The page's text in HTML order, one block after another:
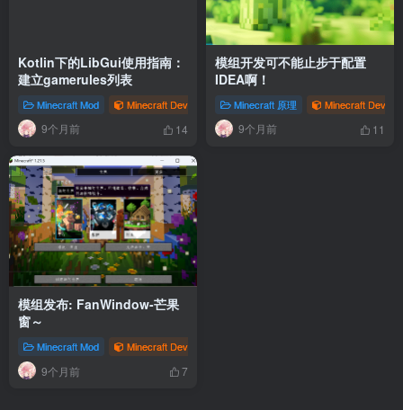
Kotlin下的LibGui使用指南：
建立gamerules列表
Minecraft Mod Minecraft Dev # 经验 # libgui
9个月前 14
模组开发可不能止步于配置
IDEA啊！
Minecraft 原理 Minecraft Dev
9个月前 11
模组发布: FanWindow-芒果
窗～
Minecraft Mod Minecraft Dev
9个月前 7